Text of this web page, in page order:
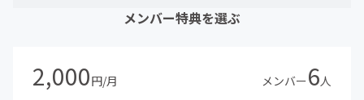
メンバー特典を選ぶ
2,000円/月 メンバー6人